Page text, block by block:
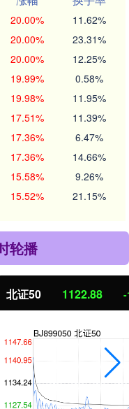
20.00% 11.62%
20.00% 23.31%
20.00% 12.25%
19.99% 0.58%
19.98% 11.95%
17.51% 11.39%
17.36% 6.47%
17.36% 14.66%
15.58% 9.26%
15.52% 21.15%
轮播
-1.00%